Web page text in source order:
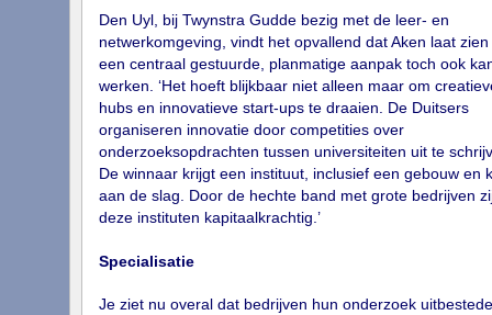
Den Uyl, bij Twynstra Gudde bezig met de leer- en
netwerkomgeving, vindt het opvallend dat Aken laat zien
een centraal gestuurde, planmatige aanpak toch ook
werken. ‘Het hoeft blijkbaar niet alleen maar om
hubs en innovatieve start-ups te draaien. De Duitsers
organiseren innovatie door competities over
onderzoeksopdrachten tussen universiteiten uit te
De winnaar krijgt een instituut, inclusief een gebouw en
aan de slag. Door de hechte band met grote bedrijven
deze instituten kapitaalkrachtig.’
Specialisatie
Je ziet nu overal dat bedrijven hun onderzoek